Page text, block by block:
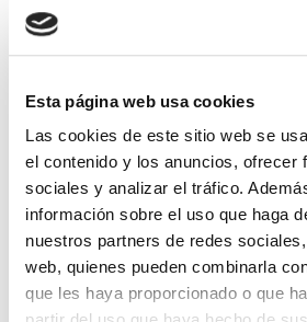
Esta página web usa cookies
Las cookies de este sitio web se
el contenido y los anuncios, ofrecer
sociales y analizar el tráfico.
información sobre el uso que haga
nuestros partners de redes
web, quienes pueden combinarla
que les haya proporcionado o que
mitos